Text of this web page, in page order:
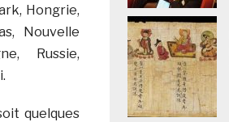
Hongrie,
Nouvelle
Russie,
quelques